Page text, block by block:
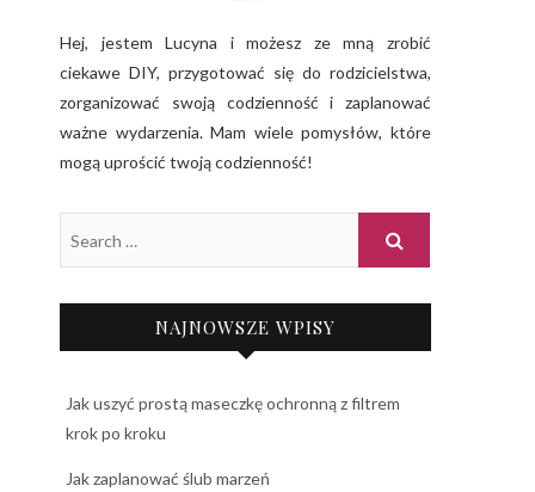
Hej, jestem Lucyna i możesz ze mną zrobić
ciekawe DIY, przygotować się do rodzicielstwa,
zorganizować swoją codzienność i zaplanować
ważne wydarzenia. Mam wiele pomysłów, które
mogą uprościć twoją codzienność!
NAJNOWSZE WPISY
Jak uszyć prostą maseczkę ochronną z filtrem
krok po kroku
Jak zaplanować ślub marzeń